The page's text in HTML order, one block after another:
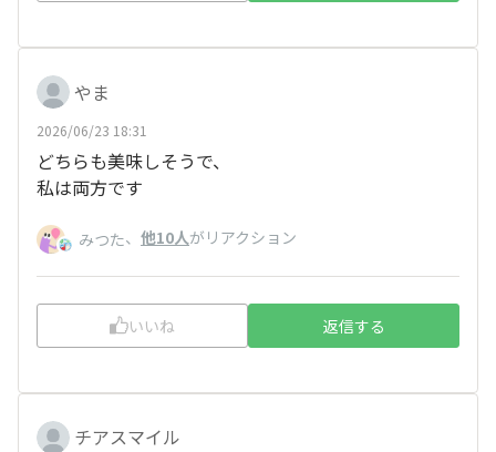
やま
2026/06/23 18:31
どちらも美味しそうで、
私は両方です
みつた、 他10人がリアクション
いいね 返信する
チアスマイル